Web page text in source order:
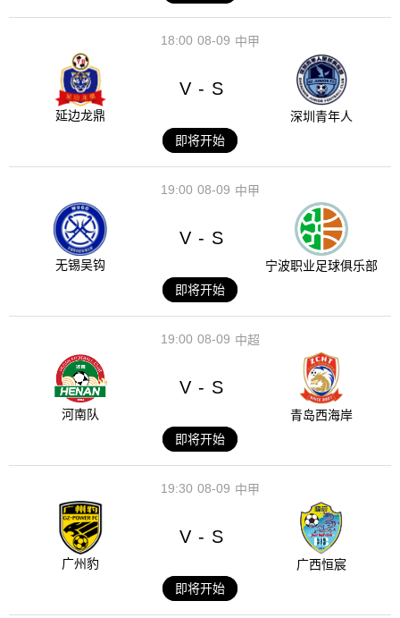
08-09
18:00 中甲
延边龙鼎
V - S
深圳青年人
即将开始
08-09
19:00 中甲
无锡吴钩
V - S
宁波职业足球俱乐部
即将开始
08-09
19:00 中超
河南队
V - S
青岛西海岸
即将开始
08-09
19:30 中甲
广州豹
V - S
广西恒宸
即将开始